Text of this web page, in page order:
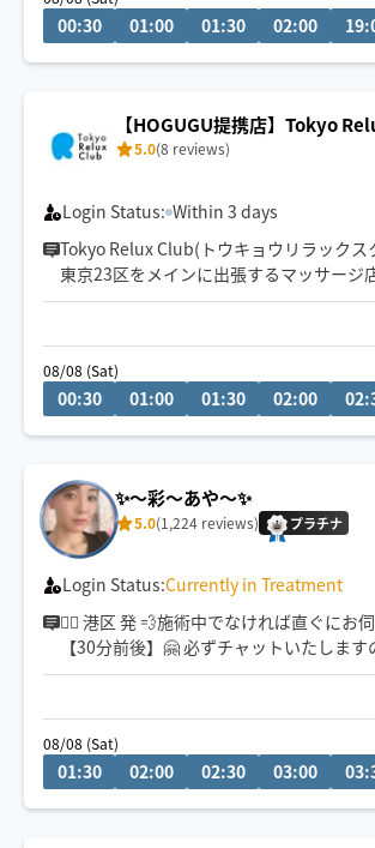
00:30 01:00 01:30 02:00
【HOGUGU提携店】Tokyo
5.0(8 reviews)
Login Status: Within 3 days
Tokyo Relux Club(トウキョウリラックス
東京23区をメインに出張するマッサージ
セラピストは大手高級スパや大手エステ
5000時間以上の施術経験を持つセラピス
ております。
ペア施術もリクエスト可能です。ご希望の
ます。
08/08 (Sat)
00:30 01:00 01:30 02:00
✨〜彩〜あや〜✨
5.0(1,224 reviews) プラチナ
Login Status:Currently in Treatment
♡⃛ 港区 発 💨施術中でなければ直ぐにお
【30分前後】🤗 必ずチャットいたしま
だけますと幸いです(˶‾᷄ ⁻̫ ‾᷅˵)♡ｳﾚｼｲ
08/08 (Sat)
01:30 02:00 02:30 03:00